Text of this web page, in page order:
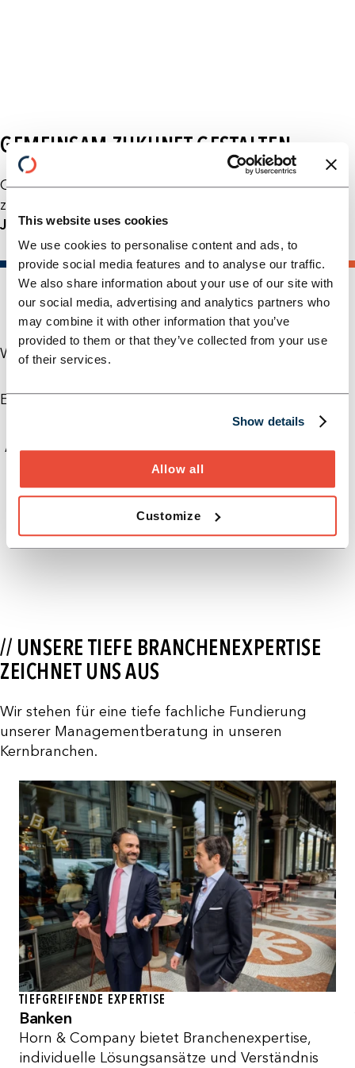
This website uses cookies
We use cookies to personalise content and ads, to
provide social media features and to analyse our traffic.
We also share information about your use of our site with
our social media, advertising and analytics partners who
may combine it with other information that you’ve
provided to them or that they’ve collected from your use
of their services.
Show details
Allow all
Customize
GEMEINSAM ZUKUNFT GESTALTEN
Ob erste Gedanken oder konkrete Pläne – wir hören
zu, fragen nach und entwickeln gemeinsam weiter.
Jetzt Kontakt aufnehmen.
Wobei dürfen wir Sie heute unterstützen? *
E-Mail *
Anfrage absenden
// UNSERE TIEFE BRANCHENEXPERTISE
ZEICHNET UNS AUS
Wir stehen für eine tiefe fachliche Fundierung
unserer Managementberatung in unseren
Kernbranchen.
TIEFGREIFENDE EXPERTISE
Banken
Horn & Company bietet Branchenexpertise,
individuelle Lösungsansätze und Verständnis